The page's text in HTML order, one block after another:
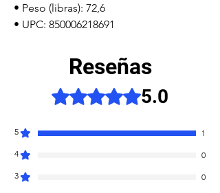
• Peso (libras): 72,6
• UPC: 850006218691
Reseñas
Obtuvo 5 de 5 estrellas.
5.0
5
1
4
0
3
0